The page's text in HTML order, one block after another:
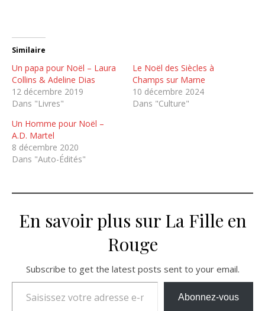
Similaire
Un papa pour Noël – Laura
Collins & Adeline Dias
12 décembre 2019
Dans "Livres"
Le Noël des Siècles à
Champs sur Marne
10 décembre 2024
Dans "Culture"
Un Homme pour Noël –
A.D. Martel
8 décembre 2020
Dans "Auto-Édités"
En savoir plus sur La Fille en
Rouge
Subscribe to get the latest posts sent to your email.
Saisissez votre adresse e-mail…
Abonnez-vous